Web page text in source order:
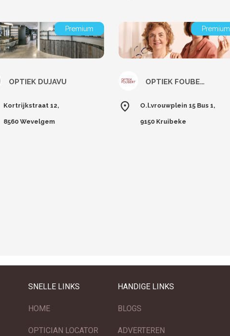
Premium
OPTIEK DUJAVU
Kortrijkstraat 12,
8560 Wevelgem
Premium
OPTIEK FOUBERT
O.l.vrouwplein 15 Bus 1,
9150 Kruibeke
SNELLE LINKS
HOME
OPTICIAN LOCATOR
HANDIGE LINKS
BLOGS
ADVERTEREN